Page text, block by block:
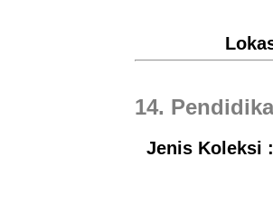
14.
Jenis Koleksi